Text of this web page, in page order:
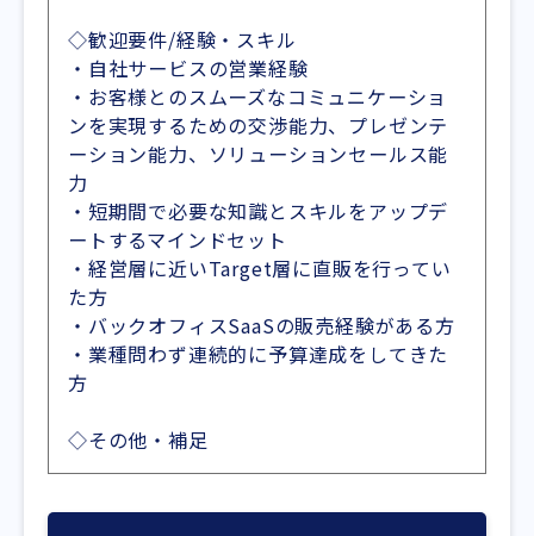
◇歓迎要件/経験・スキル
・自社サービスの営業経験
・お客様とのスムーズなコミュニケーショ
ンを実現するための交渉能力、プレゼンテ
ーション能力、ソリューションセールス能
力
・短期間で必要な知識とスキルをアップデ
ートするマインドセット
・経営層に近いTarget層に直販を行ってい
た方
・バックオフィスSaaSの販売経験がある方
・業種問わず連続的に予算達成をしてきた
方
◇その他・補足